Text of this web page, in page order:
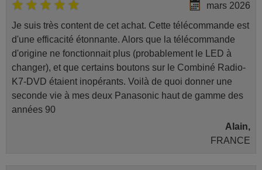
mars 2026
Je suis très content de cet achat. Cette télécommande est
d'une efficacité étonnante. Alors que la télécommande
d'origine ne fonctionnait plus (probablement le LED à
changer), et que certains boutons sur le Combiné Radio-
K7-DVD étaient inopérants. Voilà de quoi donner une
seconde vie à mes deux Panasonic haut de gamme des
années 90
Alain,
FRANCE